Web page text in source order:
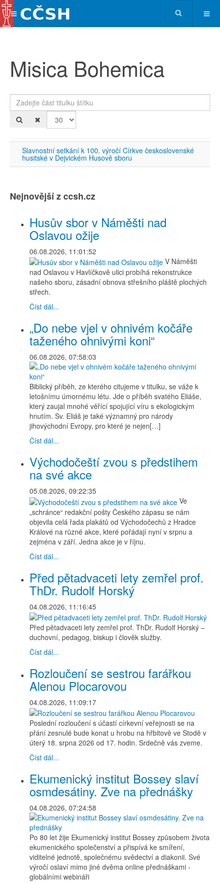
Misica Bohemica
Zadejte část titulku štítku
Slavnostní setkání k 100. výročí Církve československé
husitské v Dejvickém Husově sboru
Nejnovější z ccsh.cz
Husův sbor v Náměšti nad
Oslavou ožije
06.08.2026, 11:01:52
V Náměšti
nad Oslavou v Havlíčkově ulici probíhá rekonstrukce
našeho sboru, zásadní obnova střešního pláště plochých
střech.
Číst dál...
„Do nebe vjel v ohnivém kočáře
taženého ohnivými koni“
06.08.2026, 07:58:03
Biblický příběh, ze kterého citujeme v titulku, se váže k
letošnímu úmornému létu. Jde o příběh svatého Eliáše,
který zaujal mnohé věřící spojující víru s ekologickým
hnutím. Sv. Eliáš je také významný pro národy
jihovýchodní Evropy, pro které je nejen[…]
Číst dál...
Východočeští zvou s předstihem
na své akce
05.08.2026, 09:22:35
Ve
„schránce“ redakční pošty Českého zápasu se nám
objevila celá řada plakátů od Východočechů z Hradce
Králové na různé akce, které pořádají nyní v srpnu a
zejména v září. Jedna akce je v říjnu.
Číst dál...
Před pětadvaceti lety zemřel prof.
ThDr. Rudolf Horský
04.08.2026, 11:16:45
Před pětadvaceti lety zemřel prof. ThDr. Rudolf Horský –
duchovní, pedagog, biskup i člověk služby.
Číst dál...
Rozloučení se sestrou farářkou
Alenou Plocarovou
04.08.2026, 11:09:17
Poslední rozloučení s účastí církevní veřejnosti se na
přání zesnulé bude konat u hrobu na hřbitově ve Stodě v
úterý 18. srpna 2026 od 17. hodin. Srdečně vás zveme.
Číst dál...
Ekumenický institut Bossey slaví
osmdesátiny. Zve na přednášky
04.08.2026, 07:24:58
Po 80 let žije Ekumenický institut Bossey způsobem života
ekumenického společenství a přispívá ke smíření,
viditelné jednotě, společnému svědectví a diakonii. Své
výročí oslaví mimo jiné dvěma online přednáškami -
globálními webináři